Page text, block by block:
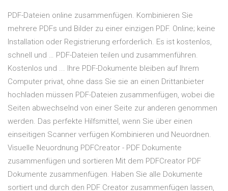
PDF-Dateien online zusammenfügen. Kombinieren Sie
mehrere PDFs und Bilder zu einer einzigen PDF. Online; keine
Installation oder Registrierung erforderlich. Es ist kostenlos,
schnell und … PDF-Dateien teilen und zusammenführen.
Kostenlos und ... Ihre PDF-Dokumente bleiben auf Ihrem
Computer privat, ohne dass Sie sie an einen Drittanbieter
hochladen müssen PDF-Dateien zusammenfügen, wobei die
Seiten abwechselnd von einer Seite zur anderen genommen
werden. Das perfekte Hilfsmittel, wenn Sie über einen
einseitigen Scanner verfügen Kombinieren und Neuordnen.
Visuelle Neuordnung PDFCreator - PDF Dokumente
zusammenfügen und sortieren Mit dem PDFCreator PDF
Dokumente zusammenfügen. Haben Sie alle Dokumente
sortiert und durch den PDF Creator zusammenfügen lassen,